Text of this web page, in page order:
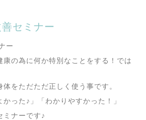
セミナー
ー
康の為に何か特別なことをする！では
をただただ正しく使う事です。
った♪」「わかりやすかった！」
ミナーです♪